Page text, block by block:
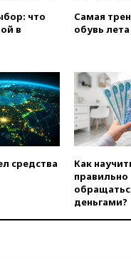
что
в
Самая
обувь лета
средства
Как
правильно
деньгами?